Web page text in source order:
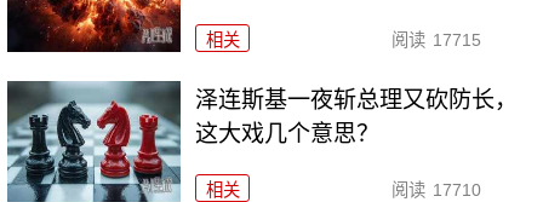
相关 阅读 17715
泽连斯基一夜斩总理又砍防长，
这大戏几个意思？
相关 阅读 17710